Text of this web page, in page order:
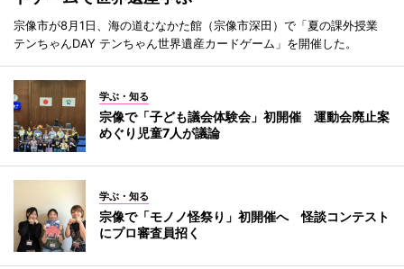
宗像市が8月1日、海の道むなかた館（宗像市深田）で「夏の課外授業
テンちゃんDAY テンちゃん世界遺産カードゲーム」を開催した。
学ぶ・知る
宗像で「子ども議会体験会」初開催 運動会廃止案
めぐり児童7人が議論
学ぶ・知る
宗像で「モノノ怪祭り」初開催へ 怪談コンテスト
にプロ審査員招く